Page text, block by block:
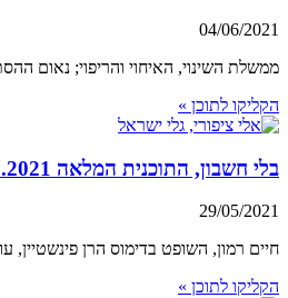
04/06/2021
ממשלת השינוי, האיחוי והריפוי; נאום
הקליקו לתוכן »
בלי חשבון, התוכנית המלאה 28.05.2021
29/05/2021
חיים רמון, השופט בדימוס הרן פינשטיין,
הקליקו לתוכן »